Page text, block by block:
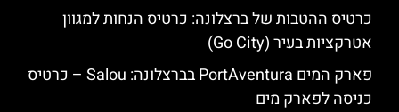
כרטיס ההטבות של ברצלונה: כרטיס הנחות למגוון
אטרקציות בעיר (Go City)
פארק המים PortAventura בברצלונה: Salou – כרטיס
כניסה לפארק מים